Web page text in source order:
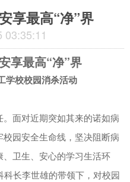
享最高“净”界
03:35:11
享最高“净”界
校校园消杀活动
面对近期突如其来的诺如病
园安全生命线，坚决阻断病
卫生、安心的学习生活环
长李世雄的带领下，对校园